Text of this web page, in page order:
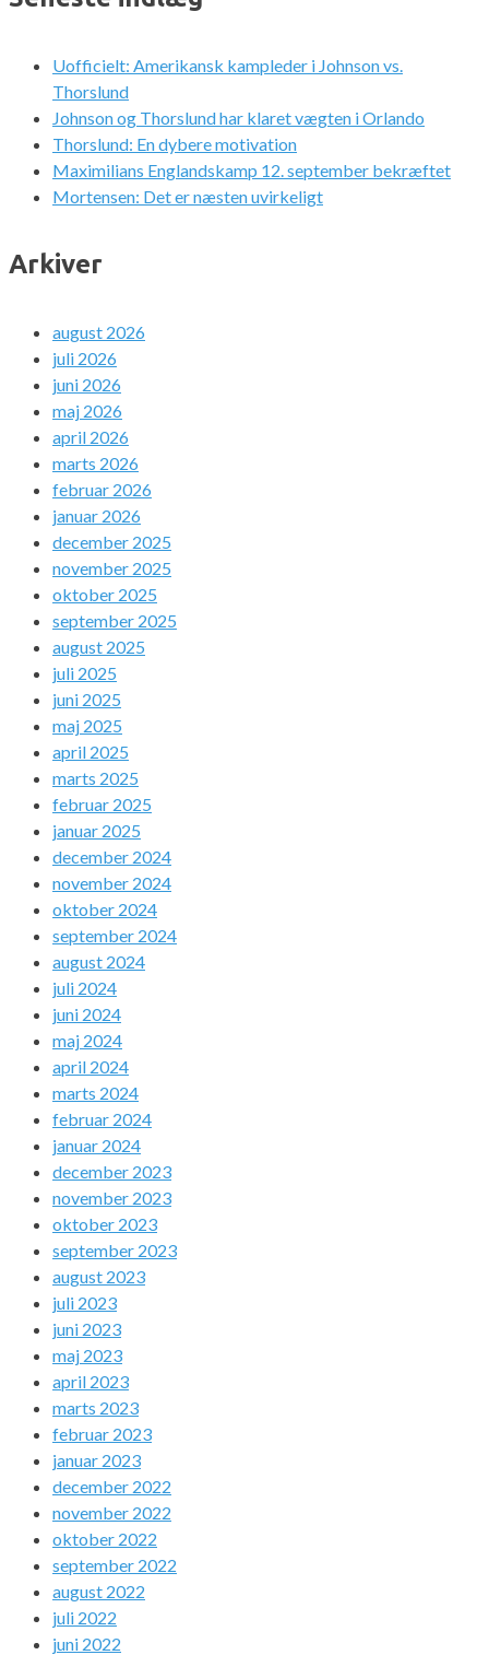
Uofficielt: Amerikansk kampleder i Johnson vs.
Thorslund
Johnson og Thorslund har klaret vægten i Orlando
Thorslund: En dybere motivation
Maximilians Englandskamp 12. september bekræftet
Mortensen: Det er næsten uvirkeligt
Arkiver
august 2026
juli 2026
juni 2026
maj 2026
april 2026
marts 2026
februar 2026
januar 2026
december 2025
november 2025
oktober 2025
september 2025
august 2025
juli 2025
juni 2025
maj 2025
april 2025
marts 2025
februar 2025
januar 2025
december 2024
november 2024
oktober 2024
september 2024
august 2024
juli 2024
juni 2024
maj 2024
april 2024
marts 2024
februar 2024
januar 2024
december 2023
november 2023
oktober 2023
september 2023
august 2023
juli 2023
juni 2023
maj 2023
april 2023
marts 2023
februar 2023
januar 2023
december 2022
november 2022
oktober 2022
september 2022
august 2022
juli 2022
juni 2022